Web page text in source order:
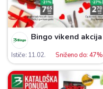
Bingo vikend akcija
Ističe: 11.02. Sniženo do: 47%